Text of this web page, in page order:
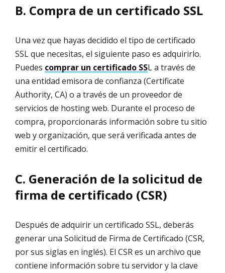
B. Compra de un certificado SSL
Una vez que hayas decidido el tipo de certificado
SSL que necesitas, el siguiente paso es adquirirlo.
Puedes comprar un certificado SSL a través de
una entidad emisora de confianza (Certificate
Authority, CA) o a través de un proveedor de
servicios de hosting web. Durante el proceso de
compra, proporcionarás información sobre tu sitio
web y organización, que será verificada antes de
emitir el certificado.
C. Generación de la solicitud de
firma de certificado (CSR)
Después de adquirir un certificado SSL, deberás
generar una Solicitud de Firma de Certificado (CSR,
por sus siglas en inglés). El CSR es un archivo que
contiene información sobre tu servidor y la clave